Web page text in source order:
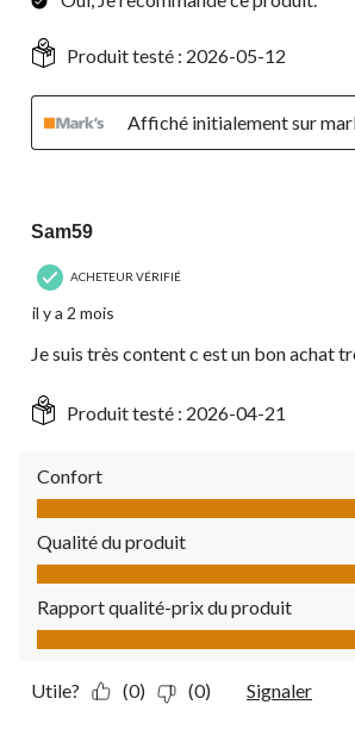
Produit testé : 2026-05-12
Affiché initialement sur
Sam59
ACHETEUR VÉRIFIÉ
il y a 2 mois
Je suis très content c est un bon achat
Produit testé : 2026-04-21
Confort
Confort, 5.0 sur 5
Qualité du produit
Qualité du produit, 5.0 sur 5
Rapport qualité-prix du produit
Rapport qualité-prix du produit, 5.0 sur
Utile? (0) (0) Signaler